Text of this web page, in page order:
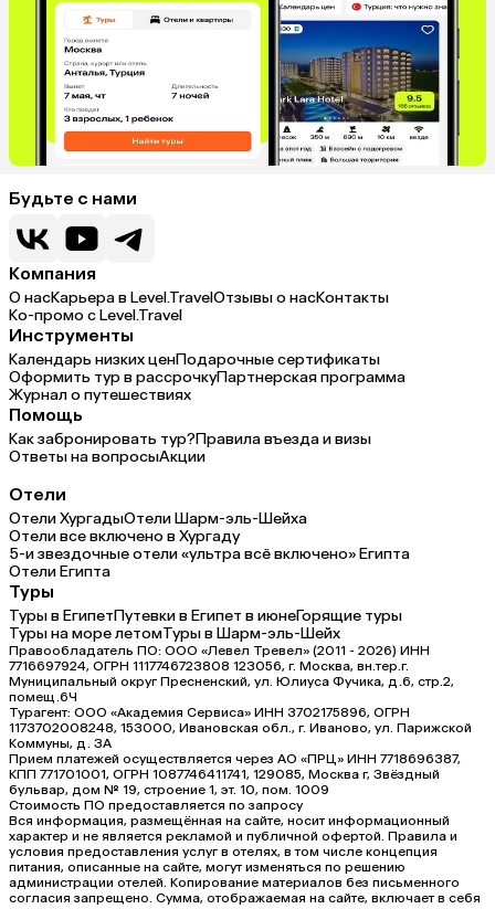
Будьте с нами
Компания
О насКарьера в Level.TravelОтзывы о насКонтакты
Ко-промо с Level.Travel
Инструменты
Календарь низких ценПодарочные сертификаты
Оформить тур в рассрочкуПартнерская программа
Журнал о путешествиях
Помощь
Как забронировать тур?Правила въезда и визы
Ответы на вопросыАкции
Отели
Отели ХургадыОтели Шарм-эль-Шейха
Отели все включено в Хургаду
5-и звездочные отели «ультра всё включено» Египта
Отели Египта
Туры
Туры в ЕгипетПутевки в Египет в июнеГорящие туры
Туры на море летомТуры в Шарм-эль-Шейх
Правообладатель ПО: ООО «Левел Тревел» (2011 - 2026) ИНН
7716697924, ОГРН 1117746723808 123056, г. Москва, вн.тер.г.
Муниципальный округ Пресненский, ул. Юлиуса Фучика, д.6, стр.2,
помещ.6Ч
Турагент: ООО «Академия Сервиса» ИНН 3702175896, ОГРН
1173702008248, 153000, Ивановская обл., г. Иваново, ул. Парижской
Коммуны, д. ЗА
Прием платежей осуществляется через АО «ПРЦ» ИНН 7718696387,
КПП 771701001, ОГРН 1087746411741, 129085, Москва г, Звёздный
бульвар, дом № 19, строение 1, эт. 10, пом. 1009
Стоимость ПО предоставляется по запросу
Вся информация, размещённая на сайте, носит информационный
характер и не является рекламой и публичной офертой. Правила и
условия предоставления услуг в отелях, в том числе концепция
питания, описанные на сайте, могут изменяться по решению
администрации отелей. Копирование материалов без письменного
согласия запрещено. Сумма, отображаемая на сайте, включает в себя